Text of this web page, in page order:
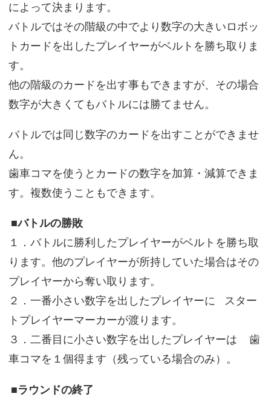
によって決まります。
バトルではその階級の中でより数字の大きいロボッ
トカードを出したプレイヤーがベルトを勝ち取りま
す。
他の階級のカードを出す事もできますが、その場合
数字が大きくてもバトルには勝てません。
バトルでは同じ数字のカードを出すことができませ
ん。
歯車コマを使うとカードの数字を加算・減算できま
す。複数使うこともできます。
■バトルの勝敗
１．バトルに勝利したプレイヤーがベルトを勝ち取
ります。他のプレイヤーが所持していた場合はその
プレイヤーから奪い取ります。
２．一番小さい数字を出したプレイヤーに スター
トプレイヤーマーカーが渡ります。
３．二番目に小さい数字を出したプレイヤーは 歯
車コマを１個得ます（残っている場合のみ）。
■ラウンドの終了